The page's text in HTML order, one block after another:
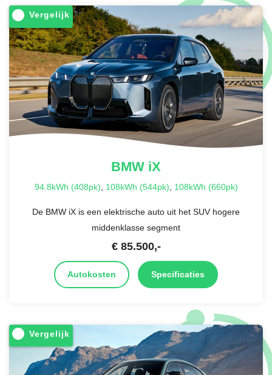
Vergelijk
BMW iX
94.8kWh (408pk) 108kWh (544pk) 108kWh (660pk)
De BMW iX is een elektrische auto uit het SUV hogere
middenklasse segment
€ 85.500,-
Autokosten Specificaties
Vergelijk